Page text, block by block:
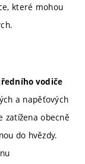
které mohou
vodiče
a napěťových
zatížena obecně
do hvězdy.